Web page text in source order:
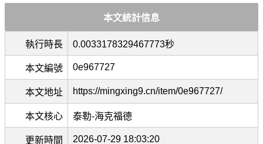
本文統計信息
執行時長 0.0033178329467773秒
本文編號 0e967727
本文地址 https://mingxing9.cn/item/0e967727/
本文核心 泰勒-海克福德
更新時間 2026-07-29 18:03:20